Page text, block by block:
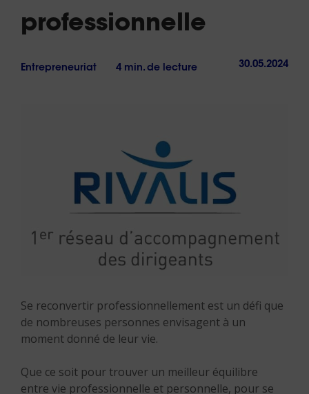
professionnelle
Entrepreneuriat 4 min. de lecture 30.05.2024
Se reconvertir professionnellement est un défi que
de nombreuses personnes envisagent à un
moment donné de leur vie.
Que ce soit pour trouver un meilleur équilibre
entre vie professionnelle et personnelle, pour se